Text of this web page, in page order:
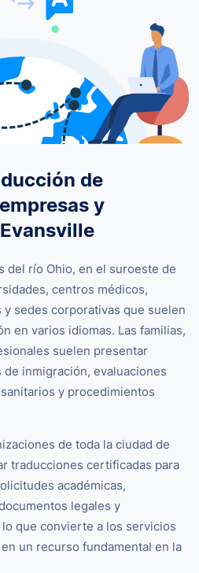
de
y
del río Ohio, en el suroeste de
centros médicos,
sedes corporativas que suelen
en varios idiomas. Las familias,
suelen presentar
inmigración, evaluaciones
y procedimientos
de toda la ciudad de
traducciones certificadas para
académicas,
legales y
que convierte a los servicios
un recurso fundamental en la